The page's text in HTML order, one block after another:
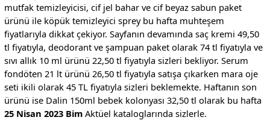
mutfak temizleyicisi, cif jel bahar ve cif beyaz sabun paket
ürünü ile köpük temizleyici sprey bu hafta muhteşem
fiyatlarıyla dikkat çekiyor. Sayfanın devamında saç kremi 49,50
tl fiyatıyla, deodorant ve şampuan paket olarak 74 tl fiyatıyla ve
sıvı allık 10 ml ürünü 22,50 tl fiyatıyla sizleri bekliyor. Serum
fondöten 21 lt ürünü 26,50 tl fiyatıyla satışa çıkarken mara oje
seti ikili olarak 45 TL fiyatıyla sizleri beklemekte. Haftanın son
ürünü ise Dalin 150ml bebek kolonyası 32,50 tl olarak bu hafta
25 Nisan 2023 BimAktüel kataloglarında sizlerle.